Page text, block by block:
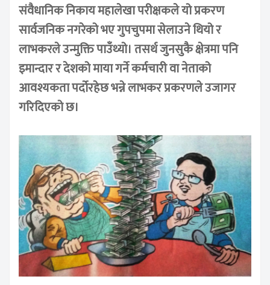
संवैधानिक निकाय महालेखा परीक्षकले यो प्रकरण
सार्वजनिक नगरेको भए गुपचुपमा सेलाउने थियो र
लाभकरले उन्मुक्ति पाउँथ्यो। तसर्थ जुनसुकै क्षेत्रमा पनि
इमान्दार र देशको माया गर्ने कर्मचारी वा नेताको
आवश्यकता पर्दोरहेछ भन्ने लाभकर प्रकरणले उजागर
गरिदिएको छ।